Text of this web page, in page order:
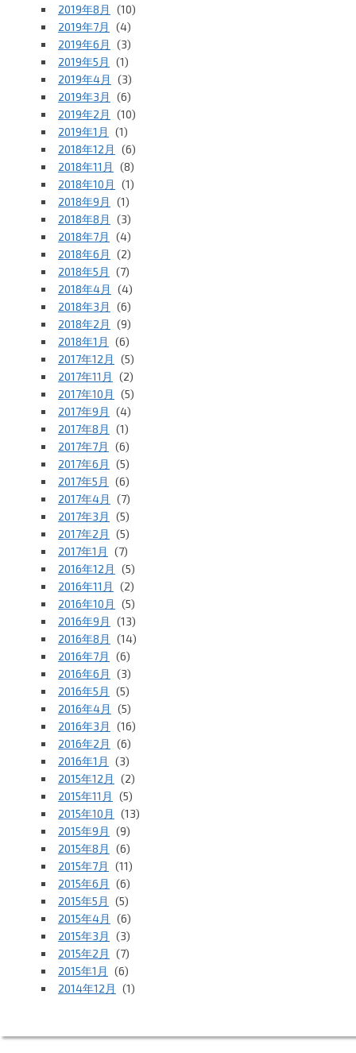
2019年8月
(10)
2019年7月
(4)
2019年6月
(3)
2019年5月
(1)
2019年4月
(3)
2019年3月
(6)
2019年2月
(10)
2019年1月
(1)
2018年12月
(6)
2018年11月
(8)
2018年10月
(1)
2018年9月
(1)
2018年8月
(3)
2018年7月
(4)
2018年6月
(2)
2018年5月
(7)
2018年4月
(4)
2018年3月
(6)
2018年2月
(9)
2018年1月
(6)
2017年12月
(5)
2017年11月
(2)
2017年10月
(5)
2017年9月
(4)
2017年8月
(1)
2017年7月
(6)
2017年6月
(5)
2017年5月
(6)
2017年4月
(7)
2017年3月
(5)
2017年2月
(5)
2017年1月
(7)
2016年12月
(5)
2016年11月
(2)
2016年10月
(5)
2016年9月
(13)
2016年8月
(14)
2016年7月
(6)
2016年6月
(3)
2016年5月
(5)
2016年4月
(5)
2016年3月
(16)
2016年2月
(6)
2016年1月
(3)
2015年12月
(2)
2015年11月
(5)
2015年10月
(13)
2015年9月
(9)
2015年8月
(6)
2015年7月
(11)
2015年6月
(6)
2015年5月
(5)
2015年4月
(6)
2015年3月
(3)
2015年2月
(7)
2015年1月
(6)
2014年12月
(1)